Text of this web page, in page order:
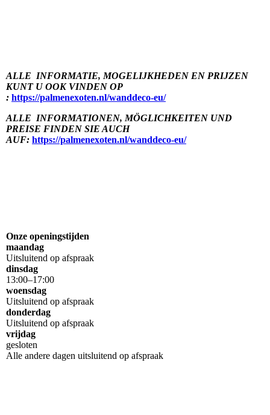
ALLE INFORMATIE, MOGELIJKHEDEN EN PRIJZEN
KUNT U OOK VINDEN OP
: https://palmenexoten.nl/wanddeco-eu/
ALLE INFORMATIONEN, MÖGLICHKEITEN UND
PREISE FINDEN SIE AUCH
AUF: https://palmenexoten.nl/wanddeco-eu/
Onze openingstijden
maandag
Uitsluitend op afspraak
dinsdag
13:00–17:00
woensdag
Uitsluitend op afspraak
donderdag
Uitsluitend op afspraak
vrijdag
gesloten
Alle andere dagen uitsluitend op afspraak